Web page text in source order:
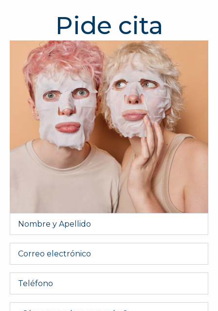
Pide cita
Nombre
Email
Telefono
Message